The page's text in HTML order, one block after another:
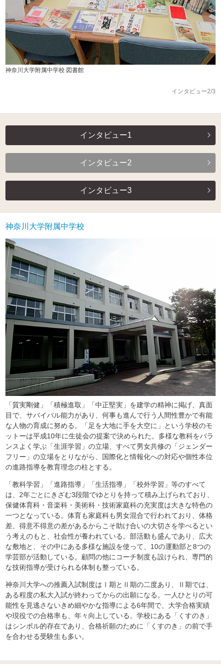
神奈川大学附属中学校 図書館
インタビュー2/3
インタビュー1
インタビュー2
インタビュー3
神奈川大学附属中学校
「質実剛健」「積極進取」「中正堅実」を建学の精神に掲げ、真面
目で、サバイバル能力があり、何事も進んで行う人間性豊かで有能
な人物の育成に努める。「足を大地に手を大空に」という学校のモ
ットーは平成10年に生徒会の提案で決められた。多様な教科をバラ
ンスよく学ぶ「生涯学習」の立場、すべて男女共修の「ジェンダー
フリー」の立場をとりながら、国際化と情報化への対応や個性本位
の進路指導を教育理念の柱とする。
「教科学習」「進路指導」「生活指導」「校外学習」等のすべて
は、2年ごとにきざむ3段階でゆとりを持って積み上げられており、
保健体育科・音楽科・美術科・技術家庭科の充実度は大きな特色の
一つとなっている。体育も家庭科も男女混合で行われており、体格
差、得意不得意の差があるからこそ助け合いの大切さを学べるとい
う考えのもと、社会性が養われている。部活動も盛んであり、広大
な敷地と、その中にある多様な施設を使って、10の運動部と8つの
学芸部が活動している。顧問の他にコーチ制度も設けられ、専門的
な技術指導が受けられる体制も整っている。
神奈川大学への推薦入試制度はⅠ期とⅡ期の二度あり、Ⅱ期では、
ある程度の私大入試が終わってからの出願になる。一人ひとりの可
能性を見逃さないきめ細やかな指導による6年間で、大学合格実績
や現役での合格率も、年々向上している。学校にある「くすのき」
はシンボル的存在であり、合格祈願のために「くすのき」の前で手
を合わせる受験生も多い。